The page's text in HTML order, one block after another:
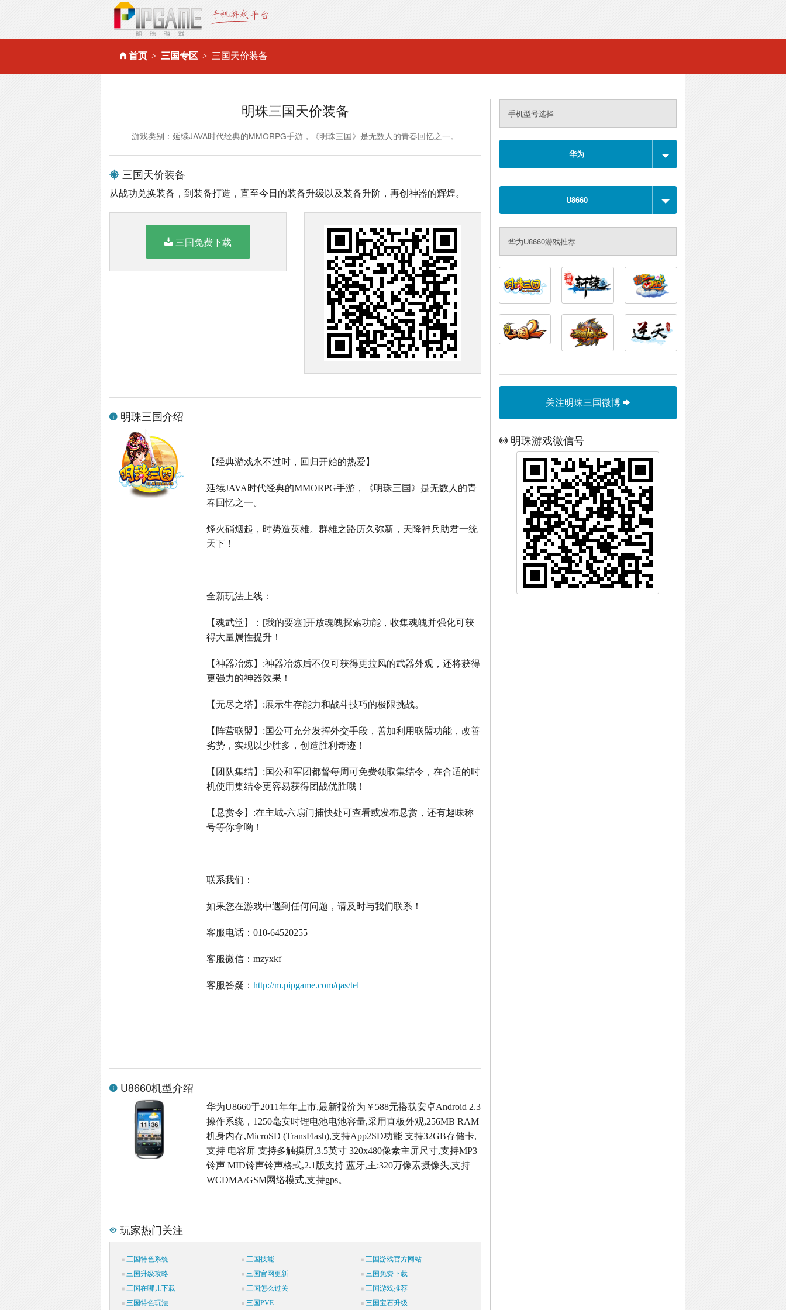
首页 三国专区 三国天价装备
明珠三国天价装备
游戏类别：延续JAVA时代经典的MMORPG手游，《明珠三国》是无数人的青春回忆之一。
三国天价装备
从战功兑换装备，到装备打造，直至今日的装备升级以及装备升阶，再创神器的辉煌。
三国免费下载
明珠三国介绍
【经典游戏永不过时，回归开始的热爱】
延续JAVA时代经典的MMORPG手游，《明珠三国》是无数人的青
春回忆之一。
烽火硝烟起，时势造英雄。群雄之路历久弥新，天降神兵助君一统
天下！
全新玩法上线：
【魂武堂】： [我的要塞]开放魂魄探索功能，收集魂魄并强化可获
得大量属性提升！
【神器冶炼】 :神器冶炼后不仅可获得更拉风的武器外观，还将获得
更强力的神器效果！
【无尽之塔】 :展示生存能力和战斗技巧的极限挑战。
【阵营联盟】 :国公可充分发挥外交手段，善加利用联盟功能，改善
劣势，实现以少胜多，创造胜利奇迹！
【团队集结】 :国公和军团都督每周可免费领取集结令，在合适的时
机使用集结令更容易获得团战优胜哦！
【悬赏令】 :在主城-六扇门捕快处可查看或发布悬赏，还有趣味称
号等你拿哟！
联系我们：
如果您在游戏中遇到任何问题，请及时与我们联系！
客服电话：010-64520255
客服微信：mzyxkf
客服答疑：http://m.pipgame.com/qas/tel
U8660机型介绍
华为U8660于2011年年上市,最新报价为￥588元搭载安卓Android 2.3
操作系统，1250毫安时锂电池电池容量,采用直板外观,256MB RAM
机身内存,MicroSD (TransFlash),支持App2SD功能 支持32GB存储卡,
支持 电容屏 支持多触摸屏,3.5英寸 320x480像素主屏尺寸,支持MP3
铃声 MID铃声铃声格式,2.1版支持 蓝牙,主:320万像素摄像头,支持
WCDMA/GSM网络模式,支持gps。
玩家热门关注
三国特色系统 三国技能
三国游戏官方网站
三国升级攻略
三国官网更新
三国免费下载
三国在哪儿下载
三国怎么过关
三国游戏推荐
三国特色玩法
三国PVE 三国宝石升级
手机型号选择
华为
U8660
华为U8660游戏推荐
关注明珠三国微博
明珠游戏微信号